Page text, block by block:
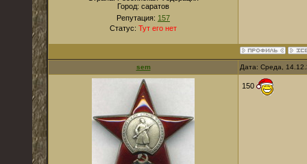
Город: саратов
Репутация: 157
Статус: Тут его нет
sem Дата: Среда,
150